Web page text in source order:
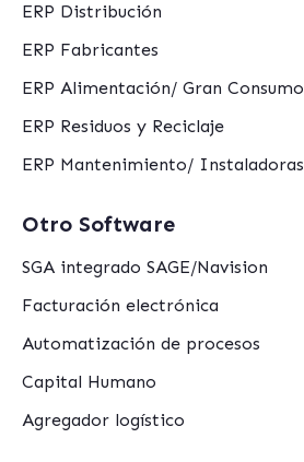
ERP Distribución
ERP Fabricantes
ERP Alimentación/ Gran Consumo
ERP Residuos y Reciclaje
ERP Mantenimiento/ Instaladoras
Otro Software
SGA integrado SAGE/Navision
Facturación electrónica
Automatización de procesos
Capital Humano
Agregador logístico